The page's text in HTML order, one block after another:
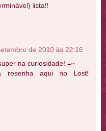
lista!!
de 2010 às 22:16
na curiosidade! =~
resenha aqui no Lost!